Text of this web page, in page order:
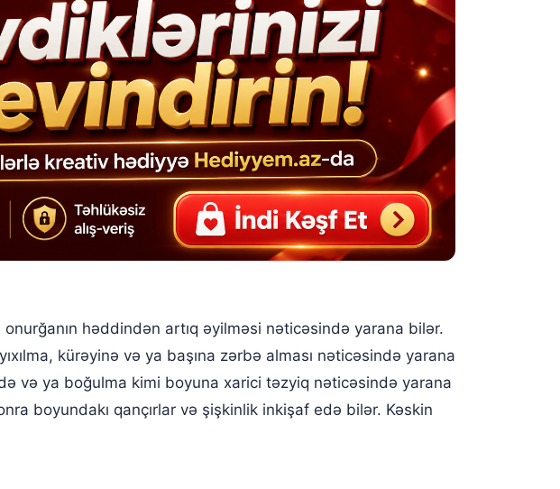
həddindən artıq əyilməsi nəticəsində yarana bilər.
kürəyinə və ya başına zərbə alması nəticəsində yarana
və ya boğulma kimi boyuna xarici təzyiq nəticəsində yarana
boyundakı qançırlar və şişkinlik inkişaf edə bilər. Kəskin